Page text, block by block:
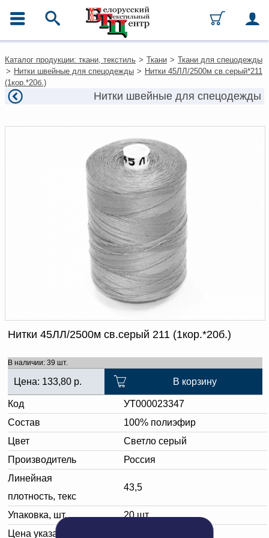
Каталог
Ткани
Домашний текстиль
Одежда
Текстиль для ресторанов и
Текстильная галантерея и
Условия работы
Оплата и доставка
Как оформить заказ
Документы по работе с
Письмо руководителю
Вопросы и ответы
Каталог продукции: ткани, текстиль > Ткани > Ткани для спецодежды
> Нитки швейные для спецодежды > Нитки 45ЛЛ/2500м св.серый*211
(1кор.*20б.)
Нитки швейные для спецодежды
Нитки 45ЛЛ/2500м св.серый 211 (1кор.*20б.)
В наличии: 39 шт.
Цена: 133,80 р. В корзину
Код
УТ000023347
Состав
100% полиэфир
Цвет
Светло серый
Производитель
Россия
Линейная
плотность, текс
43,5
Упаковка, шт.
20 шт.
Цена указана за:
Добавить
в
корзину